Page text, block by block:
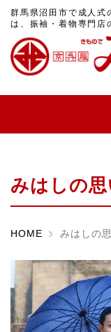
群馬県沼田市で成人式
は、振袖・着物専門店
みはしの思
HOME みはしの